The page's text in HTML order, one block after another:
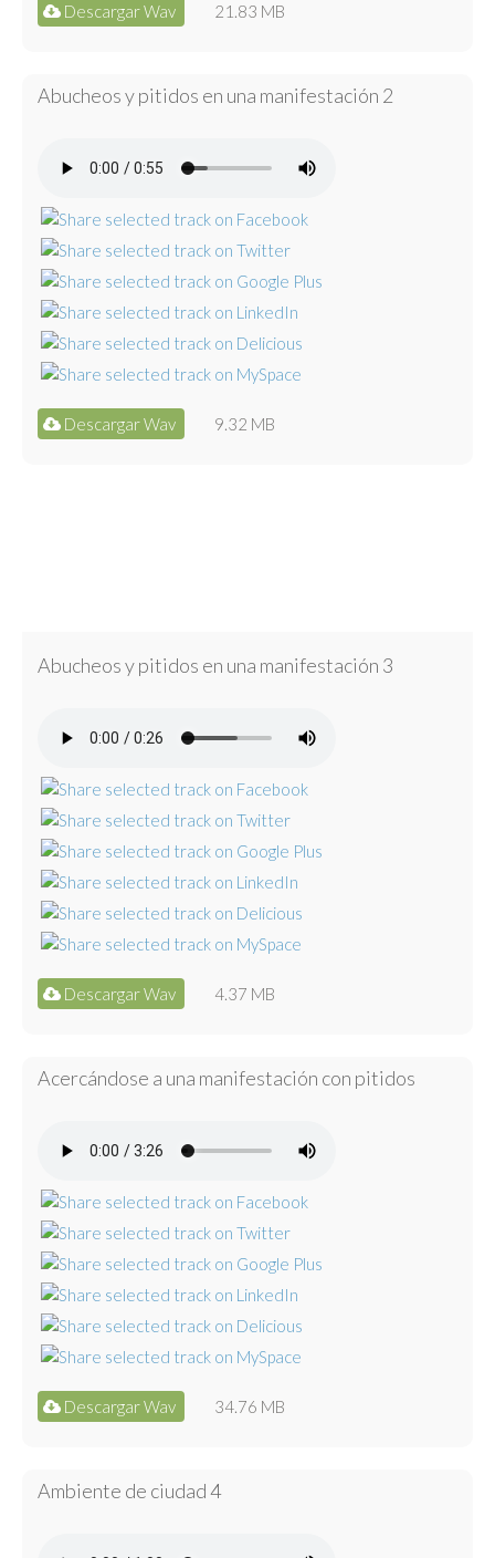
Descargar Wav 21.83 MB
Abucheos y pitidos en una manifestación 2
Descargar Wav 9.32 MB
Abucheos y pitidos en una manifestación 3
Descargar Wav 4.37 MB
Acercándose a una manifestación con pitidos
Descargar Wav 34.76 MB
Ambiente de ciudad 4